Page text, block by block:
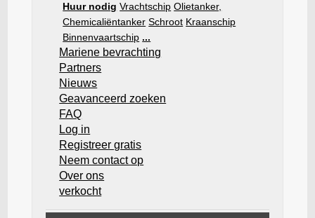
Huur nodig Vrachtschip Olietanker,
Chemicaliëntanker Schroot Kraanschip
Binnenvaartschip ...
Mariene bevrachting
Partners
Nieuws
Geavanceerd zoeken
FAQ
Log in
Registreer gratis
Neem contact op
Over ons
verkocht